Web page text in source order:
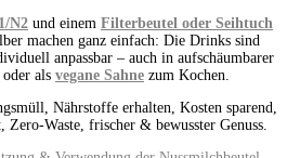
N2 und einem Filterbeutel oder Seihtuch
machen ganz einfach: Die Drinks sind
anpassbar – auch in aufschäumbarer
als vegane Sahne zum Kochen.
Nährstoffe erhalten, Kosten sparend,
Waste, frischer & bewusster Genuss.